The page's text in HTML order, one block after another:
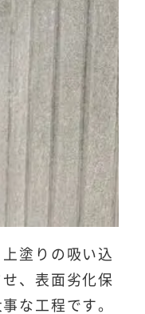
塗りの吸い込
、表面劣化保
な工程です。